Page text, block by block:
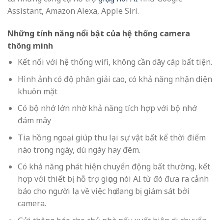
Assistant, Amazon Alexa, Apple Siri.
Những tính năng nổi bật của hệ thống camera
thông minh
Kết nối với hệ thống wifi, không cần dây cáp bất tiện.
Hình ảnh có độ phân giải cao, có khả năng nhận diện
khuôn mặt
Có bộ nhớ lớn nhờ khả năng tích hợp với bộ nhớ
đám mây
Tia hồng ngoại giúp thu lại sự vật bất kể thời điểm
nào trong ngày, dù ngày hay đêm.
Có khả năng phát hiện chuyển động bất thường, kết
hợp với thiết bị hỗ trợ giọng nói AI từ đó đưa ra cảnh
báo cho người lạ về việc họ đang bị giám sát bởi
camera.